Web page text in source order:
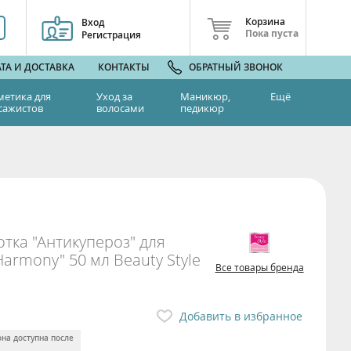
Вход
Регистрация
Корзина
Пока пуста
И ДОСТАВКА КОНТАКТЫ ОБРАТНЫЙ ЗВОНОК
для
Уход за
волосами
Маникюр,
педикюр
Ещё
"Антикупероз" для
50 мл Beauty Style
Все товары бренда
Добавить в избранное
доступна после